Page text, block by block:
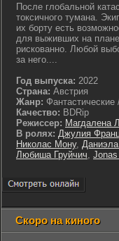
После глобальной
токсичного тумана.
их борту есть
для выживших на
рискованно. Любой
за него....
Год выпуска: 2022
Страна: Австрия
Жанр: Фантастические
Качество: BDRip
Режиссер: Магдалена
В ролях: Джулия
Николас Мону, Даниэла
Любиша Груйчич,
Скоро на киного